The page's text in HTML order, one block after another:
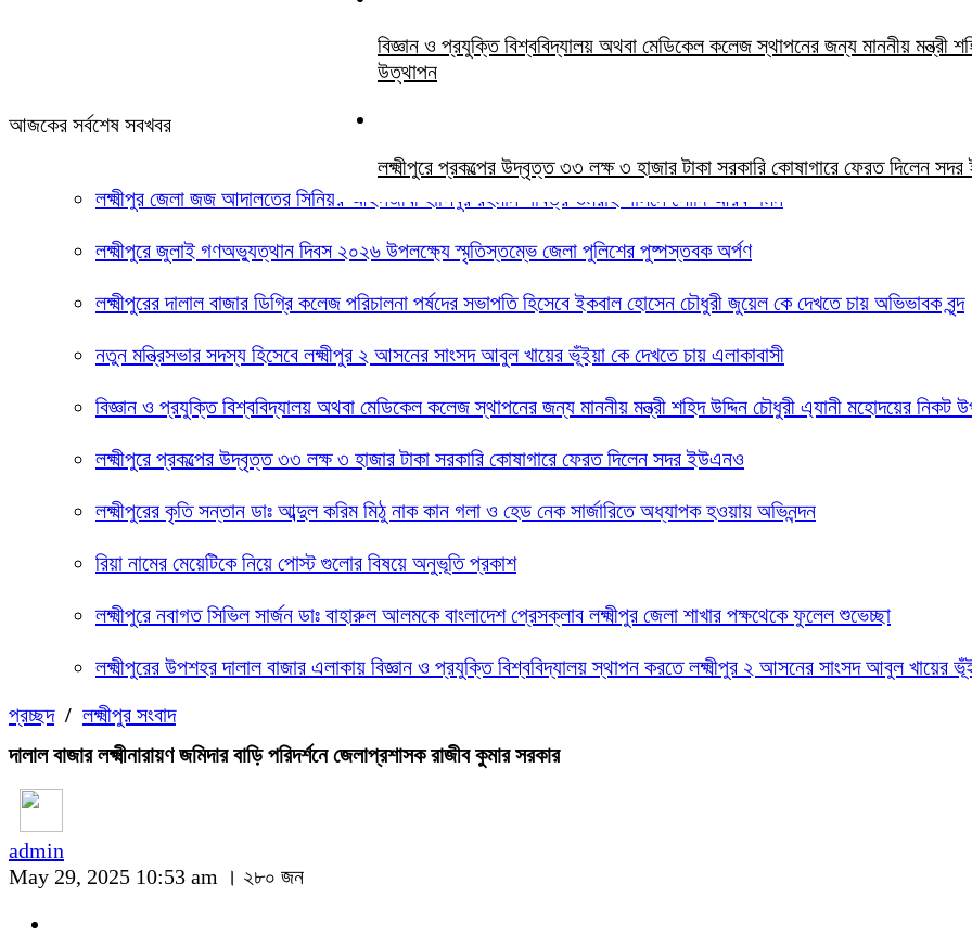
বিজ্ঞান ও প্রযুক্তি বিশ্ববিদ্যালয় অথবা মেডিকেল কলেজ স্থাপনের জন্য মাননীয় মন্ত্রী
উত্থাপন
লক্ষ্মীপুরে প্রকল্পের উদ্বৃত্ত ৩৩ লক্ষ ৩ হাজার টাকা সরকারি কোষাগারে ফেরত দিলেন
আজকের সর্বশেষ সবখবর
লক্ষ্মীপুর জেলা জজ আদালতের সিনিয়র আইনজীবী হাসিবুর রহমান পবিত্র ওমরাহ পালনে সৌদি আরব গমন
লক্ষ্মীপুরে জুলাই গণঅভ্যুত্থান দিবস ২০২৬ উপলক্ষ্যে স্মৃতিস্তম্ভে জেলা পুলিশের পুষ্পস্তবক অর্পণ
লক্ষ্মীপুরের দালাল বাজার ডিগ্রি কলেজ পরিচালনা পর্ষদের সভাপতি হিসেবে ইকবাল হোসেন চৌধুরী জুয়েল কে দেখতে চায় অভিভাবক বৃন্দ
নতুন মন্ত্রিসভার সদস্য হিসেবে লক্ষ্মীপুর ২ আসনের সাংসদ আবুল খায়ের ভূঁইয়া কে দেখতে চায় এলাকাবাসী
বিজ্ঞান ও প্রযুক্তি বিশ্ববিদ্যালয় অথবা মেডিকেল কলেজ স্থাপনের জন্য মাননীয় মন্ত্রী শহিদ উদ্দিন চৌধুরী এ্যানী মহোদয়ের নিকট
লক্ষ্মীপুরে প্রকল্পের উদ্বৃত্ত ৩৩ লক্ষ ৩ হাজার টাকা সরকারি কোষাগারে ফেরত দিলেন সদর ইউএনও
লক্ষ্মীপুরের কৃতি সন্তান ডাঃ আব্দুল করিম মিঠু নাক কান গলা ও হেড নেক সার্জারিতে অধ্যাপক হওয়ায় অভিনন্দন
রিয়া নামের মেয়েটিকে নিয়ে পোস্ট গুলোর বিষয়ে অনুভূতি প্রকাশ
লক্ষ্মীপুরে নবাগত সিভিল সার্জন ডাঃ বাহারুল আলমকে বাংলাদেশ প্রেসক্লাব লক্ষ্মীপুর জেলা শাখার পক্ষথেকে ফুলেল শুভেচ্ছা
লক্ষ্মীপুরের উপশহর দালাল বাজার এলাকায় বিজ্ঞান ও প্রযুক্তি বিশ্ববিদ্যালয় স্থাপন করতে লক্ষ্মীপুর ২ আসনের সাংসদ আবুল খায়ের
প্রচ্ছদ/ লক্ষ্মীপুর সংবাদ
দালাল বাজার লক্ষ্মীনারায়ণ জমিদার বাড়ি পরিদর্শনে জেলাপ্রশাসক রাজীব কুমার সরকার
admin
May 29, 2025 10:53 am । ২৮০ জন